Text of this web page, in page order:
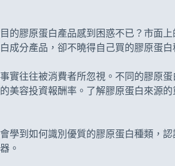
的膠原蛋白產品感到困惑不已？市面
成分產品，卻不曉得自己買的膠原蛋白
實往往被消費者所忽視。不同的膠原
美容投資報酬率。了解膠原蛋白來源
學到如何識別優質的膠原蛋白種類，
。